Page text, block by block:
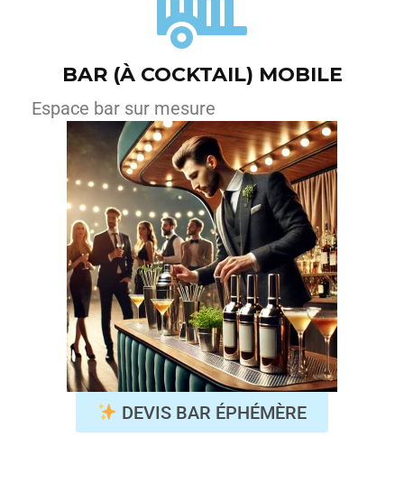
BAR (À COCKTAIL) MOBILE
Espace bar sur mesure
DEVIS BAR ÉPHÉMÈRE